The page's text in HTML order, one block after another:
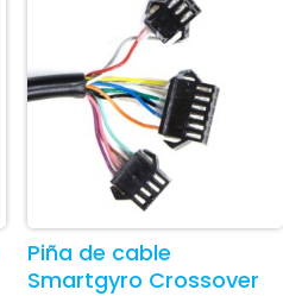
Piña de cable
Smartgyro Crossover